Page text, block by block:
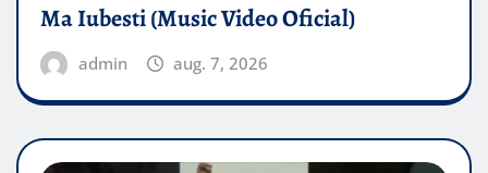
Ma Iubesti (Music Video Oficial)
admin aug. 7, 2026